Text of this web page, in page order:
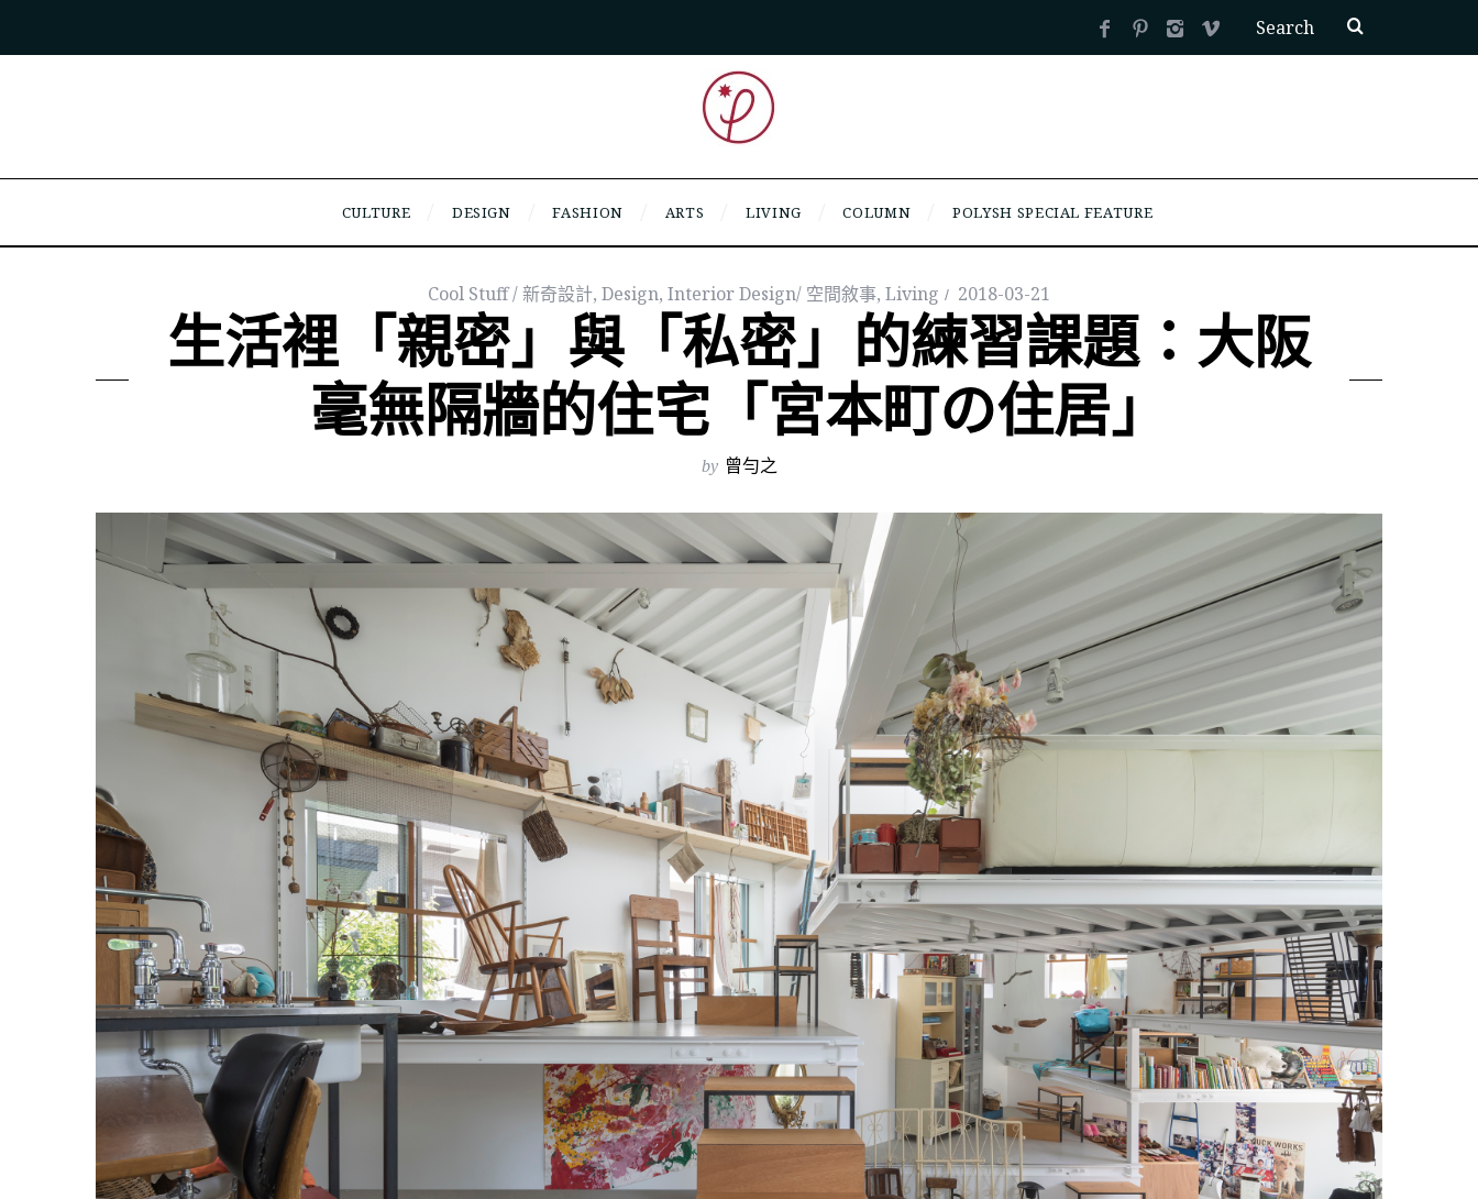
CULTURE DESIGN FASHION ARTS LIVING COLUMN POLYSH SPECIAL FEATURE
Cool Stuff / 新奇設計, Design, Interior Design/ 空間敘事, Living 2018-03-21
生活裡「親密」與「私密」的練習課題：大阪
毫無隔牆的住宅「宮本町の住居」
by 曾勻之